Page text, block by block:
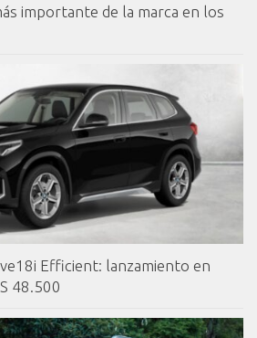
importante de la marca en los
Efficient: lanzamiento en
48.500